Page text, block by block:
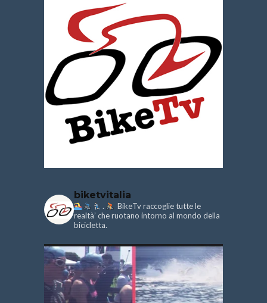
biketvitalia
.
BikeTv raccoglie tutte le
realtà’ che ruotano intorno al mondo della
bicicletta.